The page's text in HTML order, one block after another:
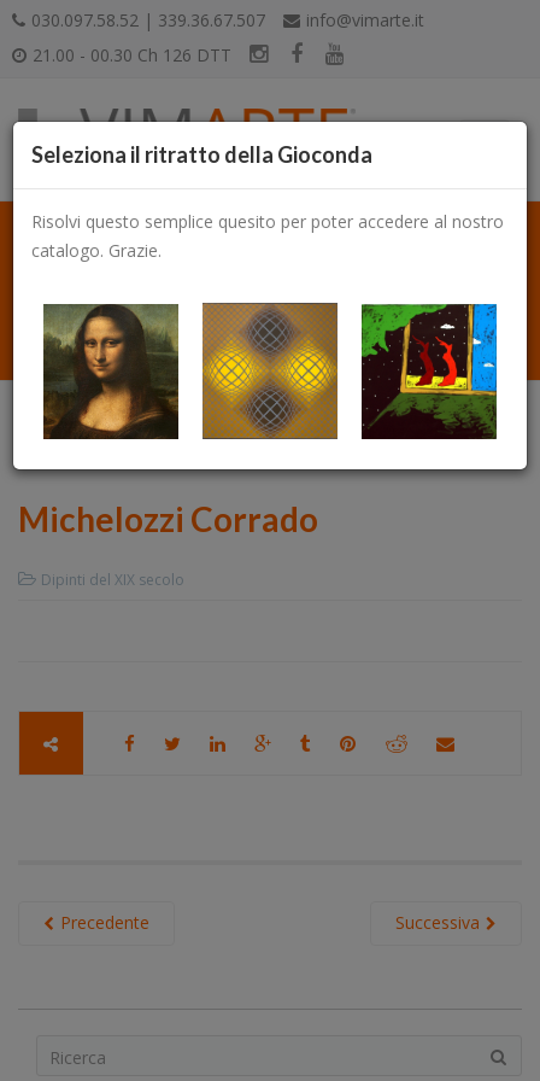
030.097.58.52 | 339.36.67.507
info@vimarte.it
21.00 - 00.30 Ch 126 DTT
Michelozzi Corrado
Dipinti del XIX secolo
Successiva
Precedente
Seleziona il ritratto della Gioconda
Risolvi questo semplice quesito per poter accedere al nostro
catalogo. Grazie.